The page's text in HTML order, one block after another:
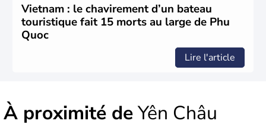
Vietnam : le chavirement d’un bateau
touristique fait 15 morts au large de Phu
Quoc
Lire l'article
À proximité deYên Châu